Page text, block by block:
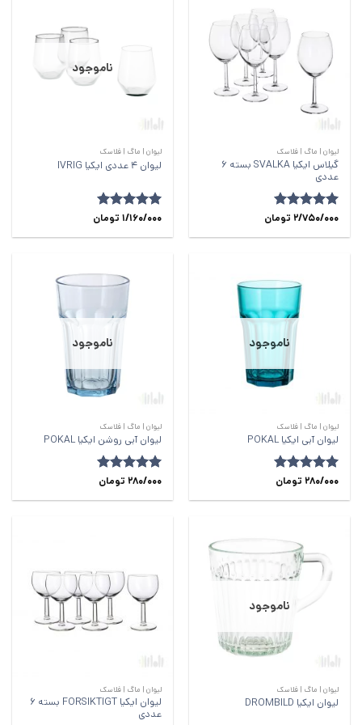
لیوان | ماگ | فلاسک
گیلاس ایکیا SVALKA بسته 6
عددی
امتیاز5از2/750/000 تومان
ناموجود
لیوان | ماگ | فلاسک
لیوان 4 عددی ایکیا IVRIG
امتیاز5 از 1/160/000 تومان
ناموجود
لیوان | ماگ | فلاسک
لیوان آبی ایکیا POKAL
امتیاز 5از
280/000 تومان
ناموجود
لیوان | ماگ | فلاسک
لیوان آبی روشن ایکیا POKAL
امتیاز 5از
280/000 تومان
ناموجود
لیوان | ماگ | فلاسک
لیوان ایکیا DROMBILD
لیوان | ماگ | فلاسک
لیوان ایکیا FORSIKTIGT بسته 6
عددی